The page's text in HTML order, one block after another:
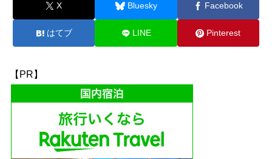
X Bluesky Facebook
はてブ LINE Pinterest
【PR】